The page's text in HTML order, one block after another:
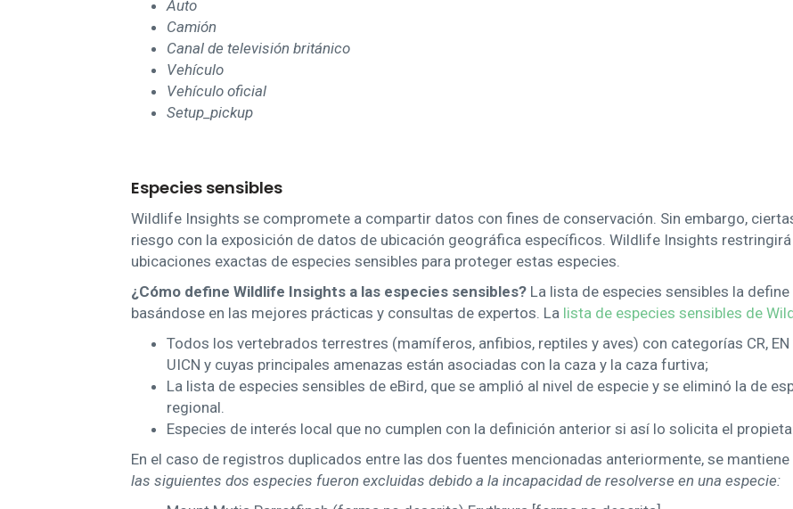
Auto
Camión
Canal de televisión británico
Vehículo
Vehículo oficial
Setup_pickup
Especies sensibles
Wildlife Insights se compromete a compartir datos con fines de conservación. Sin embargo,
riesgo con la exposición de datos de ubicación geográfica específicos. Wildlife Insights
ubicaciones exactas de especies sensibles para proteger estas especies.
¿Cómo define Wildlife Insights a las especies sensibles? La lista de especies sensibles la
basándose en las mejores prácticas y consultas de expertos. La lista de especies sensibles de
Todos los vertebrados terrestres (mamíferos, anfibios, reptiles y aves) con categorías CR, EN
UICN y cuyas principales amenazas están asociadas con la caza y la caza furtiva;
La lista de especies sensibles de eBird, que se amplió al nivel de especie y se eliminó la de
regional.
Especies de interés local que no cumplen con la definición anterior si así lo solicita el
En el caso de registros duplicados entre las dos fuentes mencionadas anteriormente, se
las siguientes dos especies fueron excluidas debido a la incapacidad de resolverse en una especie: